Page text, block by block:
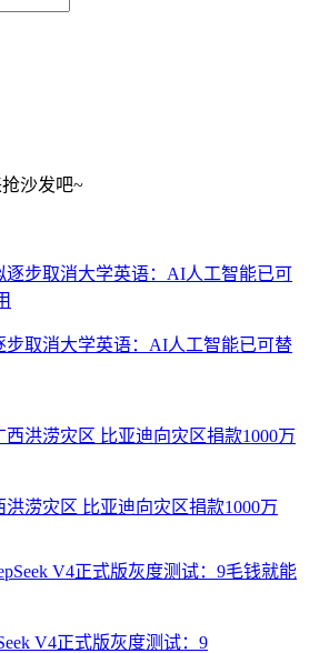
沙发吧~
步取消大学英语：AI人工智能已可替
涝灾区 比亚迪向灾区捐款1000万
V4正式版灰度测试：9